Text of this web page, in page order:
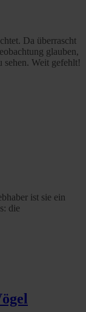
Da überrascht
glauben,
sehen. Weit gefehlt!
ist sie ein
die